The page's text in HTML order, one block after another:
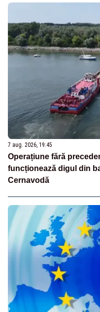
7 aug. 2026, 19:45
Operațiune fără
funcționează digul din
Cernavodă